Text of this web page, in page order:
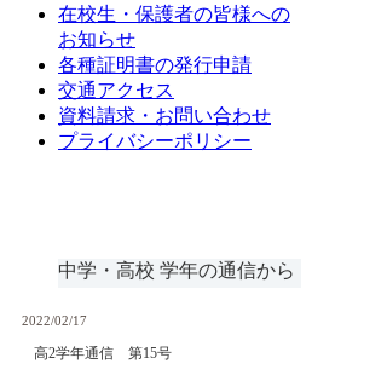
在校生・保護者の皆様への
お知らせ
各種証明書の発行申請
交通アクセス
資料請求・お問い合わせ
プライバシーポリシー
中学・高校 学年の通信から
2022/02/17
高2学年通信 第15号